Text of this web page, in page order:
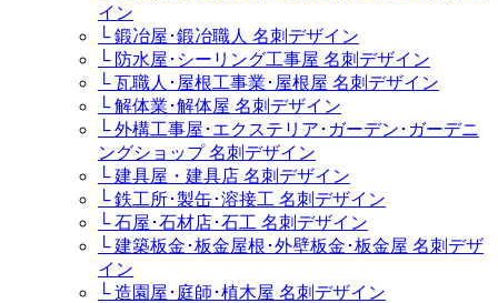
イン
└ 鍛冶屋･鍛冶職人 名刺デザイン
└ 防水屋･シーリング工事屋 名刺デザイン
└ 瓦職人･屋根工事業･屋根屋 名刺デザイン
└ 解体業･解体屋 名刺デザイン
└ 外構工事屋･エクステリア･ガーデン･ガーデニ
ングショップ 名刺デザイン
└ 建具屋・建具店 名刺デザイン
└ 鉄工所･製缶･溶接工 名刺デザイン
└ 石屋･石材店･石工 名刺デザイン
└ 建築板金･板金屋根･外壁板金･板金屋 名刺デザ
イン
└ 造園屋･庭師･植木屋 名刺デザイン